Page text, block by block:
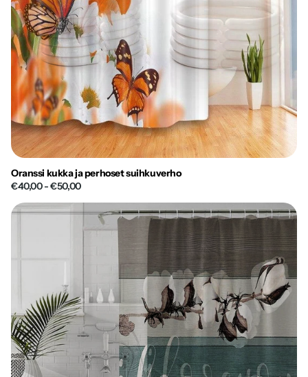
Oranssi kukka ja perhoset suihkuverho
€40,00- €50,00